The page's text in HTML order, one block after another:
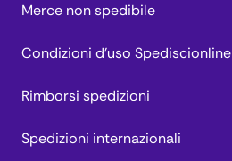
Merce non spedibile
Condizioni d'uso Spediscionline
Rimborsi spedizioni
Spedizioni internazionali